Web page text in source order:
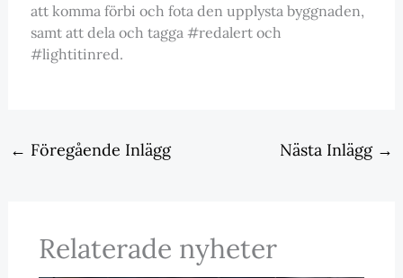
att komma förbi och fota den upplysta byggnaden,
samt att dela och tagga #redalert och
#lightitinred.
← Föregående Inlägg Nästa Inlägg →
Relaterade nyheter